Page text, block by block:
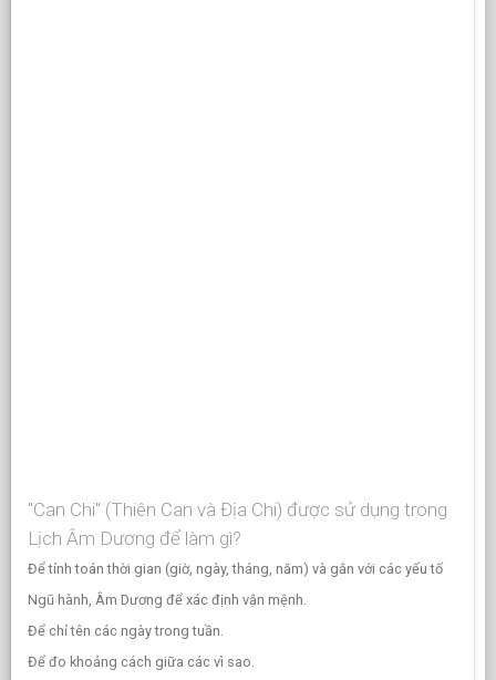
"Can Chi" (Thiên Can và Địa Chi) được sử dụng trong
Lịch Âm Dương để làm gì?
Để tính toán thời gian (giờ, ngày, tháng, năm) và gắn với các yếu tố
Ngũ hành, Âm Dương để xác định vận mệnh.
Để chỉ tên các ngày trong tuần.
Để đo khoảng cách giữa các vì sao.